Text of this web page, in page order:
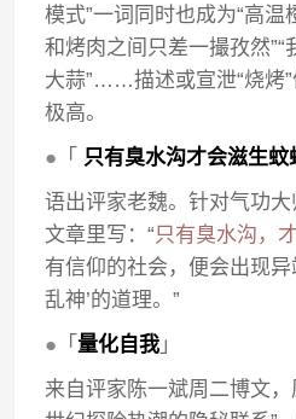
模式”一词同时也成为“高温
和烤肉之间只差一撮孜然
大蒜”……描述或宣泄“烧烤
极高。
● 「 只有臭水沟才会滋生蚊
语出评家老魏。针对气功
文章里写：“只有臭水沟，
有信仰的社会，便会出现异
乱神’的道理。”
● 「量化自我 」
来自评家陈一斌周二博文，